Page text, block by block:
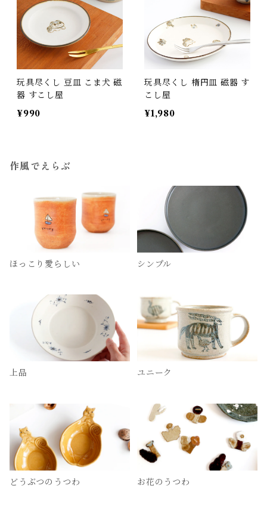
玩具尽くし 豆皿 こま犬 磁
器 すこし屋
¥990
玩具尽くし 楕円皿 磁器 す
こし屋
¥1,980
作風でえらぶ
ほっこり愛らしい シンプル
上品 ユニーク
どうぶつのうつわ お花のうつわ